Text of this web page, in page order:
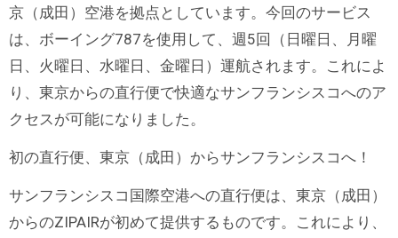
京（成田）空港を拠点としています。今回のサービス
は、ボーイング787を使用して、週5回（日曜日、月曜
日、火曜日、水曜日、金曜日）運航されます。これによ
り、東京からの直行便で快適なサンフランシスコへのア
クセスが可能になりました。
初の直行便、東京（成田）からサンフランシスコへ！
サンフランシスコ国際空港への直行便は、東京（成田）
からのZIPAIRが初めて提供するものです。これにより、